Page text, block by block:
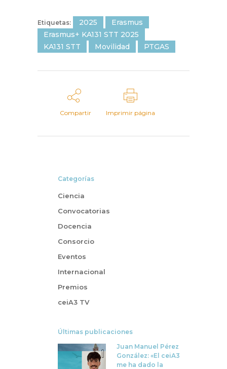
Etiquetas: 2025
Erasmus
Erasmus+ KA131 STT 2025
KA131 STT
Movilidad PTGAS
Compartir Imprimir página
Categorías
Ciencia
Convocatorias
Docencia
Consorcio
Eventos
Internacional
Premios
ceiA3 TV
Últimas publicaciones
Juan Manuel Pérez
González: «El ceiA3
me ha dado la